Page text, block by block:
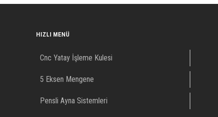
HIZLI MENÜ
Cnc Yatay İşleme Kulesi
5 Eksen Mengene
Pensli Ayna Sistemleri